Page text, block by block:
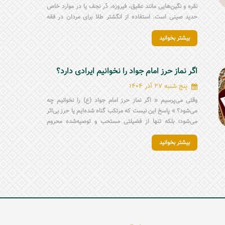
نقره و نگین‌هایی مانند عقیق، فیروزه، دُر نجف یا در موارد خاص
حدید صینی است. استفاده از انگشتر طلا برای مردان در فقه
مردانه مذهبی، علاوه بر زیبایی، باید به اصالت نگین، جنس رکاب،
ذکر روی انگشتر، آداب استفاده و نظر مرجع تقلید توجه کرد.
بیشتر بخوانید
اگر نماز حرز امام جواد را نخوانیم ایرادی دارد؟
پنج شنبه 27 آذر 1404
وقتی می‌پرسیم « اگر نماز حرز امام جواد (ع) را نخوانیم چه
می‌شود؟ » پاسخ این نیست که مرتکب گناه شده‌ایم یا حرز بی‌اثر
می‌شود؛ بلکه تنها از فضیلتی مستحب و توصیه‌شده محروم
بر بازو یا در قالب انگشتر حرز امام جواد (ع)، ابزارهایی هستند
برای تقویت توجه درونی؛ یادآورهایی که کمک می‌کنند ذهن و دل
بیشتر بخوانید